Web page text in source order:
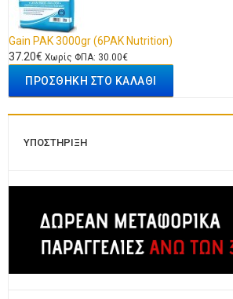
Gain PAK 3000gr (6PAK Nutrition)
37.20€ Χωρίς ΦΠΑ: 30.00€
ΥΠΟΣΤΗΡΙΞΗ